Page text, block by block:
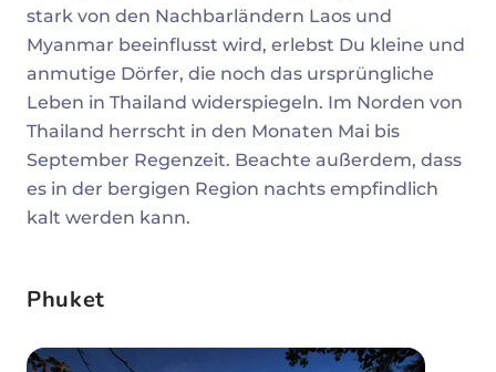
stark von den Nachbarländern Laos und
Myanmar beeinflusst wird, erlebst Du kleine und
anmutige Dörfer, die noch das ursprüngliche
Leben in Thailand widerspiegeln. Im Norden von
Thailand herrscht in den Monaten Mai bis
September Regenzeit. Beachte außerdem, dass
es in der bergigen Region nachts empfindlich
kalt werden kann.
Phuket